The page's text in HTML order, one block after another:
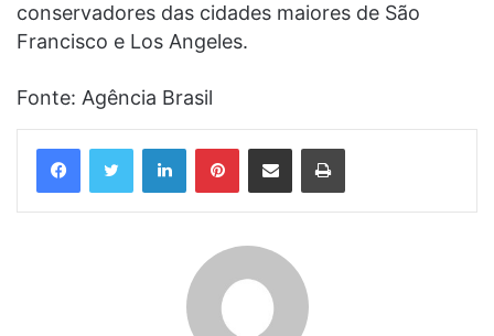
conservadores das cidades maiores de São
Francisco e Los Angeles.
Fonte: Agência Brasil
LinkedinPinterestCompartilhar via e-mail Imprimir